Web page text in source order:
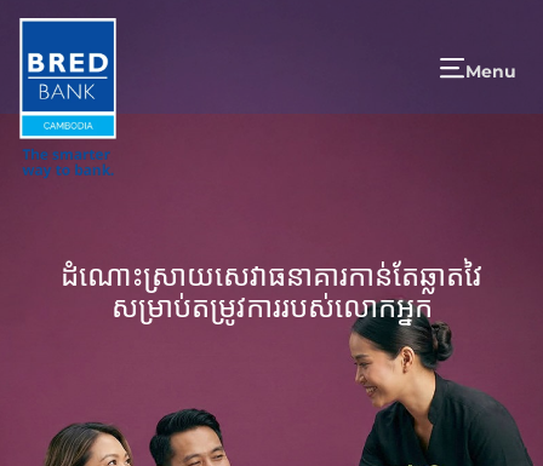
Menu
ដំណោះស្រាយសេវាធនាគារកាន់តែឆ្លាតវៃ
សម្រាប់តម្រូវការរបស់លោកអ្នក